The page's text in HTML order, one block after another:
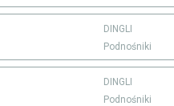
DINGLI
Podnośniki
DINGLI
Podnośniki